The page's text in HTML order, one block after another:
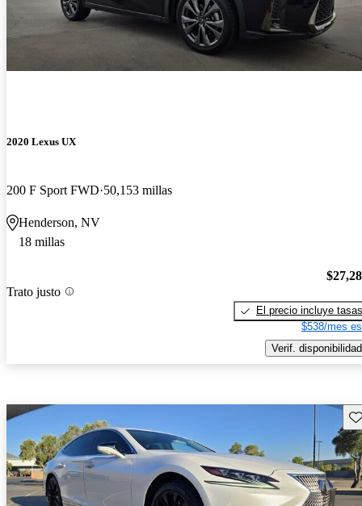
2020 Lexus UX
200 F Sport FWD 50,153 millas
Henderson, NV
18 millas
Trato justo
El precio incluye tasas
$538/mes
Verif. disponibilidad